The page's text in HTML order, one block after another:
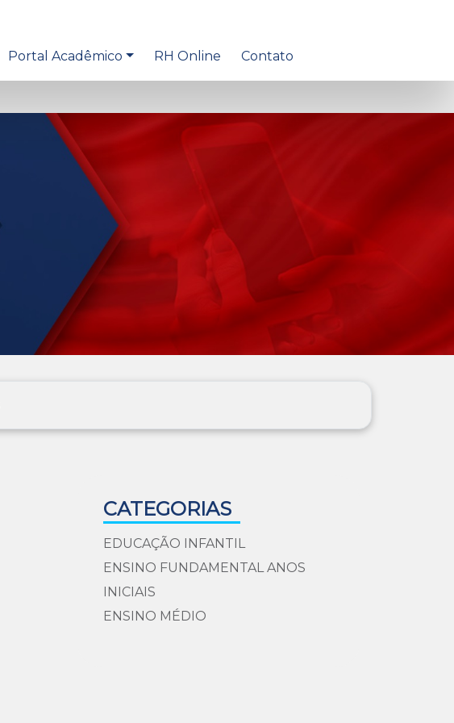
Portal Acadêmico RH Online Contato
CATEGORIAS
EDUCAÇÃO INFANTIL
ENSINO FUNDAMENTAL ANOS
INICIAIS
ENSINO MÉDIO